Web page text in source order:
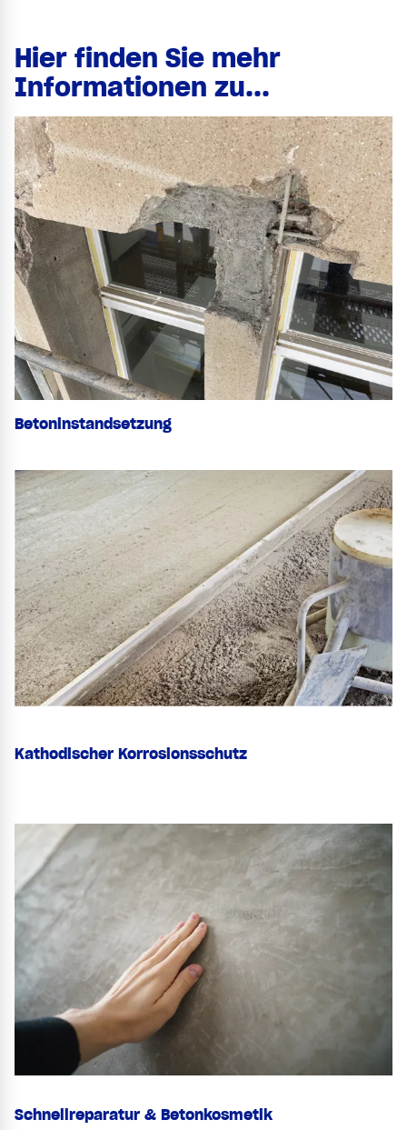
Hier finden Sie mehr
Informationen zu...
Betoninstandsetzung
Kathodischer Korrosionsschutz
Schnellreparatur & Betonkosmetik